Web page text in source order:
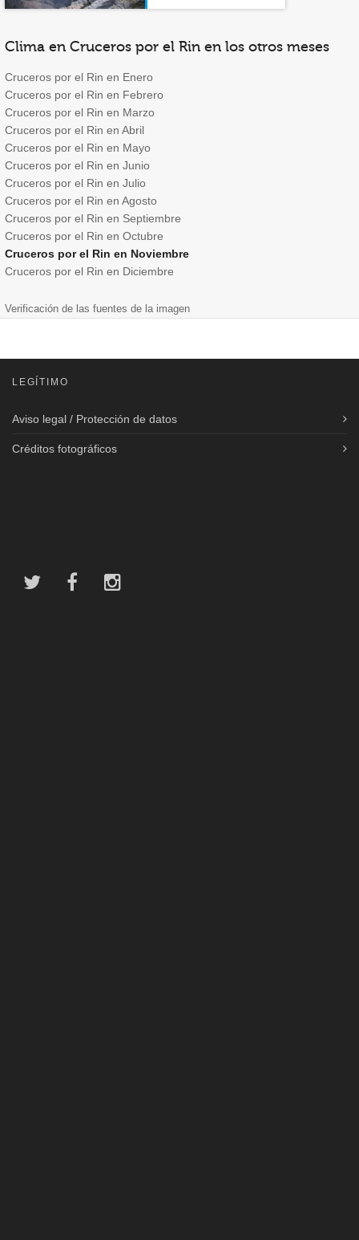
Clima en Cruceros por el Rin en los otros meses
Cruceros por el Rin en Enero
Cruceros por el Rin en Febrero
Cruceros por el Rin en Marzo
Cruceros por el Rin en Abril
Cruceros por el Rin en Mayo
Cruceros por el Rin en Junio
Cruceros por el Rin en Julio
Cruceros por el Rin en Agosto
Cruceros por el Rin en Septiembre
Cruceros por el Rin en Octubre
Cruceros por el Rin en Noviembre
Cruceros por el Rin en Diciembre
Verificación de las fuentes de la imagen
LEGÍTIMO
Aviso legal / Protección de datos
Créditos fotográficos